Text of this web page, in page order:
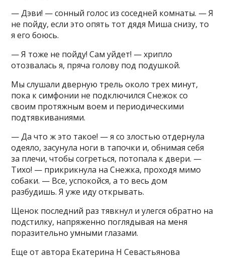
— Дэви! — сонный голос из соседней комнаты. — Я
не пойду, если это опять тот дядя Миша снизу, то
я его боюсь.
— Я тоже не пойду! Сам уйдет! — хрипло
отозвалась я, пряча голову под подушкой.
Мы слушали дверную трель около трех минут,
пока к симфонии не подключился Снежок со
своим протяжным воем и периодическими
подтявкиваниями.
— Да что ж это такое! — я со злостью отдернула
одеяло, засунула ноги в тапочки и, обнимая себя
за плечи, чтобы согреться, потопала к двери. —
Тихо! — прикрикнула на Снежка, проходя мимо
собаки. — Все, успокойся, а то весь дом
разбудишь. Я уже иду открывать.
Щенок последний раз тявкнул и улегся обратно на
подстилку, напряженно поглядывая на меня
поразительно умными глазами.
Еще от автора Екатерина Н Севастьянова